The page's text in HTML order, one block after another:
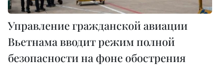
Управление гражданской авиации
Вьетнама вводит режим полной
безопасности на фоне обострения